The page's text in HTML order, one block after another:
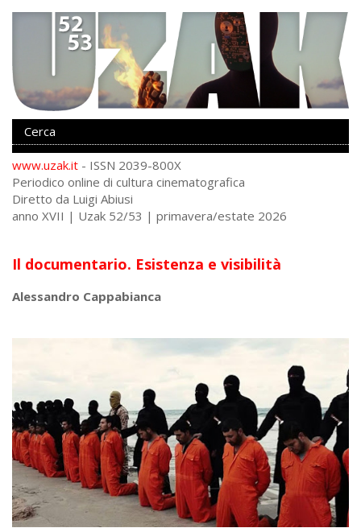
www.uzak.it - ISSN 2039-800X
Periodico online di cultura cinematografica
Diretto da Luigi Abiusi
anno XVII | Uzak 52/53 | primavera/estate 2026
Il documentario. Esistenza e visibilità
Alessandro Cappabianca